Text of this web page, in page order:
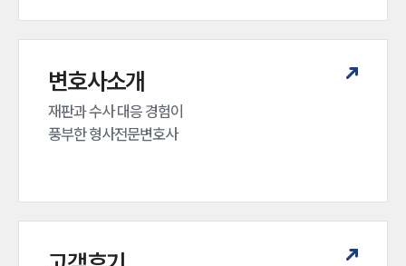
변호사소개
재판과 수사 대응 경험이
풍부한 형사전문변호사